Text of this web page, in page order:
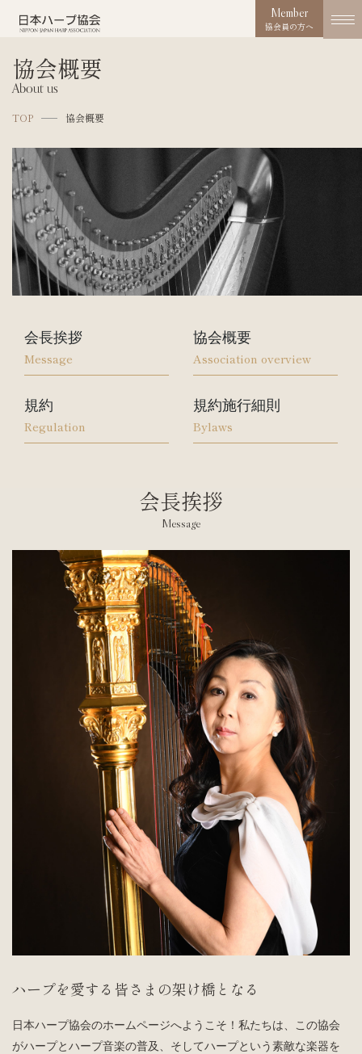
お問い合わせ
Contact us
協会の取り組み
Works
コンクール
Competition
活動実績
Activities
News
Member
協会員の方へ
協会概要
About us
TOP 協会概要
会長挨拶
Message
協会概要
Association overview
規約
Regulation
規約施行細則
Bylaws
会長挨拶
Message
ハープを愛する皆さまの架け橋となる
日本ハープ協会のホームページへようこそ！私たちは、この協会
がハープとハープ音楽の普及、そしてハープという素敵な楽器を